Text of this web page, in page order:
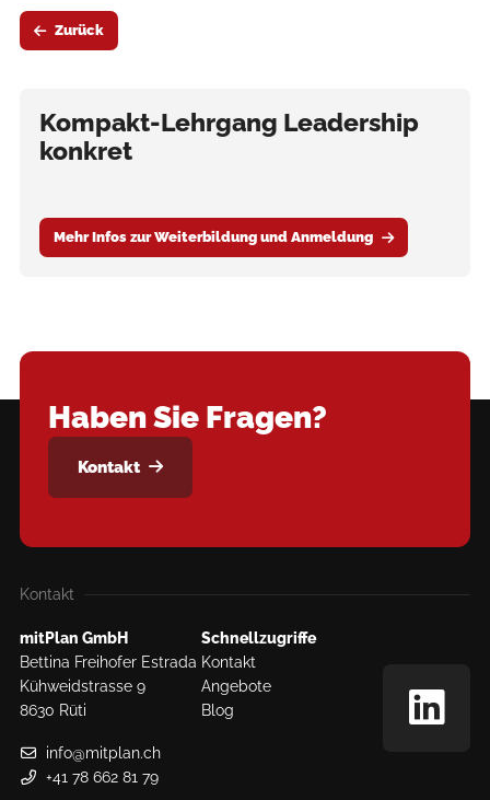
Zurück
Kompakt-Lehrgang Leadership
konkret
Mehr Infos zur Weiterbildung und Anmeldung
Haben Sie Fragen?
Kontakt
Kontakt
mitPlan GmbH
Bettina Freihofer Estrada
Kühweidstrasse 9
8630 Rüti
info@mitplan.ch
+41 78 662 81 79
Schnellzugriffe
Kontakt
Angebote
Blog